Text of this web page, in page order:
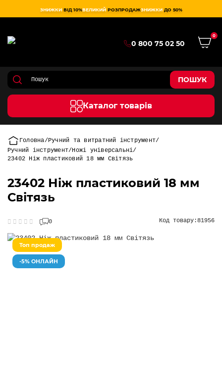
ЗНИЖКИ ВІД 10%ВЕЛИКИЙ РОЗПРОДАЖЗНИЖКИ ДО 50%
0 800 75 02 50
0
ПОШУК
Каталог товарів
Головна Ручний та витратний інструмент
Ручний інструмент Ножі універсальні
23402 Ніж пластиковий 18 мм Світязь
23402 Ніж пластиковий 18 мм
Світязь
0 Код товару:81956
Топ продаж
-5% ОНЛАЙН